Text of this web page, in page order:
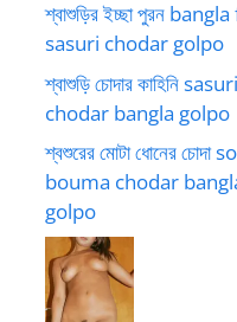
শ্বাশুড়ির ইচ্ছা পুরন
sasuri chodar golpo
শ্বাশুড়ি চোদার কাহিনি
chodar bangla golpo
শ্বশুরের মোটা ধোনের চোদা
bouma chodar
golpo